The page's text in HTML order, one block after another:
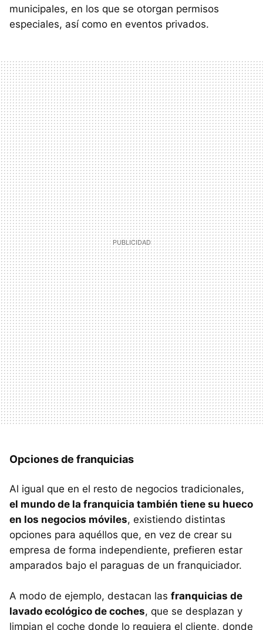
municipales, en los que se otorgan permisos
especiales, así como en eventos privados.
Opciones de franquicias
Al igual que en el resto de negocios tradicionales,
el mundo de la franquicia también tiene su hueco
en los negocios móviles, existiendo distintas
opciones para aquéllos que, en vez de crear su
empresa de forma independiente, prefieren estar
amparados bajo el paraguas de un franquiciador.
A modo de ejemplo, destacan las franquicias de
lavado ecológico de coches, que se desplazan y
limpian el coche donde lo requiera el cliente, donde